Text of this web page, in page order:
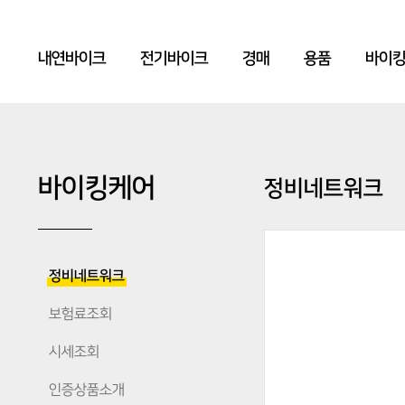
내연바이크 전기바이크 경매 용품 바이
바이킹케어
정비네트워크
보험료조회
시세조회
인증상품소개
정비네트워크